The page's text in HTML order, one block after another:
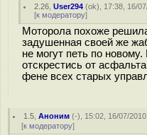
2.26 ,User294 (ok), 17:38, 16/
[к модератору]
Моторола похоже
задушенная своей же
не могут петь по
отскрестись от
фене всех старых
1.5 ,Аноним (-), 15:02, 16/07/
[к модератору]